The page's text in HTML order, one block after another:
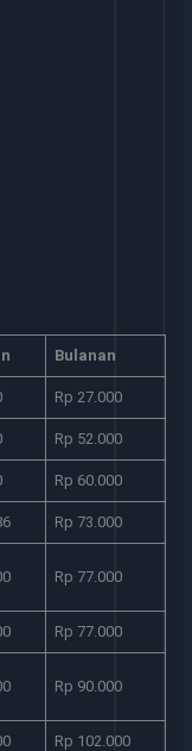
Bulanan
Rp 27.000
Rp 52.000
Rp 60.000
Rp 73.000
Rp 77.000
Rp 77.000
Rp 90.000
Rp 102.000